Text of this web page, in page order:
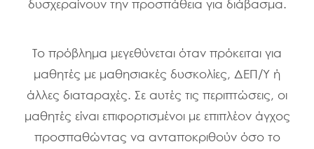
δυσχεραίνουν την προσπάθεια για διάβασμα.
Το πρόβλημα μεγεθύνεται όταν πρόκειται για
μαθητές με μαθησιακές δυσκολίες, ΔΕΠ/Υ ή
άλλες διαταραχές. Σε αυτές τις περιπτώσεις, οι
μαθητές είναι επιφορτισμένοι με επιπλέον άγχος
προσπαθώντας να ανταποκριθούν όσο το